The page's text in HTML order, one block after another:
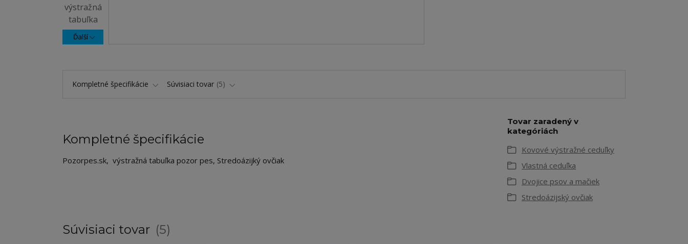
Ďalší
Kompletné špecifikácie Súvisiaci tovar 5
Kompletné špecifikácie
Pozorpes.sk, výstražná tabuľka pozor pes, Stredoázijký ovčiak
Tovar zaradený v
kategóriách
Kovové výstražné ceduľky
Vlastná ceduľka
Dvojice psov a mačiek
Stredoázijský ovčiak
Súvisiaci tovar 5